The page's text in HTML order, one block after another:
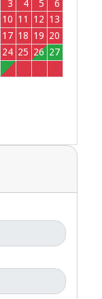
3 4 5
6
10 11 12 13
17 18 19 20
24 25 26 27
1